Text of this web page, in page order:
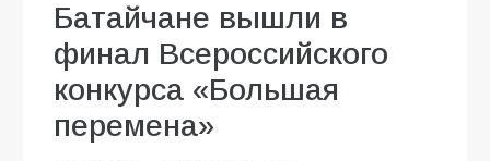
Батайчане вышли в
финал Всероссийского
конкурса «Большая
перемена»